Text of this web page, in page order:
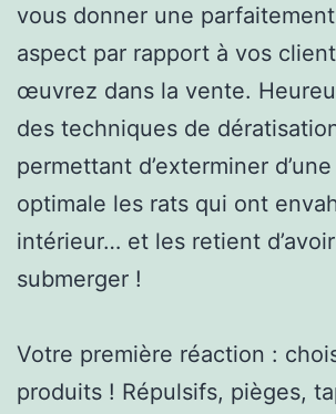
vous donner une
aspect par rapport à vos
œuvrez dans la vente.
des techniques de
permettant d’exterminer
optimale les rats qui ont
intérieur… et les retient
submerger !
Votre première réaction :
produits ! Répulsifs, pièges,